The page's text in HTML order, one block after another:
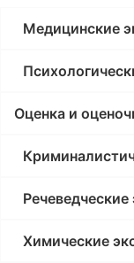
Медицинские
Оценка и
Химические